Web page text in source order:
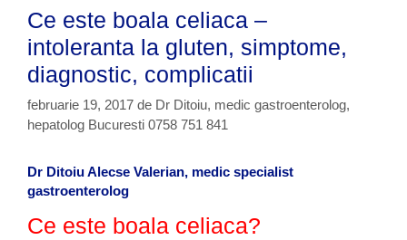
t
e
d
u
c
c
a
c
Ce este boala celiaca –
intoleranta la gluten, simptome,
diagnostic, complicatii
februarie 19, 2017 de Dr Ditoiu, medic gastroenterolog,
hepatolog Bucuresti 0758 751 841
Dr Ditoiu Alecse Valerian, medic specialist
gastroenterolog
Ce este boala celiaca?